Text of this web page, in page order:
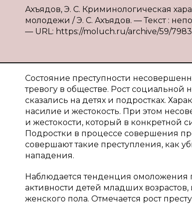
Ахъядов, Э. С. Криминологическая
молодежи / Э. С. Ахъядов. — Текст :
— URL: https://moluch.ru/archive/59/
Состояние преступности
тревогу в обществе. Рост
сказались на детях и подростках.
насилие и жестокость. При этом
и жестокости, который в конкретной
Подростки в процессе совершения
совершают такие преступления, как
нападения.
Наблюдается тенденция
активности детей младших
женского пола. Отмечается рост